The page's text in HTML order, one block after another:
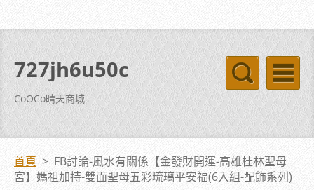
727jh6u50c
CoOCo晴天商城
首頁 > FB討論-風水有關係【金發財開運-高雄桂林聖母
宮】媽祖加持-雙面聖母五彩琉璃平安福(6入組-配飾系列)